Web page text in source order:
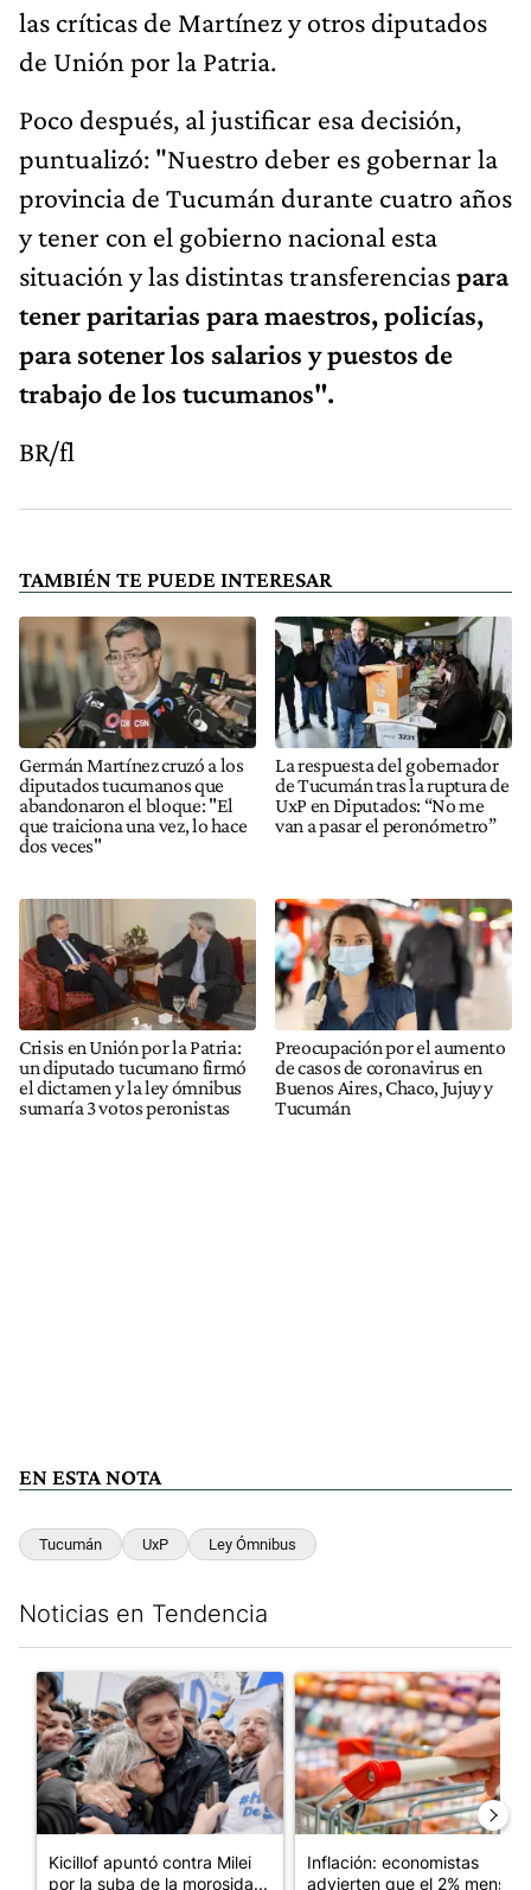
las críticas de Martínez y otros diputados
de Unión por la Patria.
Poco después, al justificar esa decisión,
puntualizó: "Nuestro deber es gobernar la
provincia de Tucumán durante cuatro años
y tener con el gobierno nacional esta
situación y las distintas transferenciaspara
tener paritarias para maestros, policías,
para sotener los salarios y puestos de
trabajo de los tucumanos".
BR/fl
TAMBIÉN TE PUEDE INTERESAR
Germán Martínez cruzó a los
diputados tucumanos que
abandonaron el bloque: "El
que traiciona una vez, lo hace
dos veces"
La respuesta del gobernador
de Tucumán tras la ruptura de
UxP en Diputados: “No me
van a pasar el peronómetro”
Crisis en Unión por la Patria:
un diputado tucumano firmó
el dictamen y la ley ómnibus
sumaría 3 votos peronistas
Preocupación por el aumento
de casos de coronavirus en
Buenos Aires, Chaco, Jujuy y
Tucumán
EN ESTA NOTA
Tucumán UxP Ley Ómnibus
Noticias en Tendencia
Un artículo de tendencia con el título "Kicillof apuntó contra
Kicillof apuntó contra Milei
por la suba de la morosida...
Un artículo de tendencia con
Inflación: economistas
advierten que el 2% mensual